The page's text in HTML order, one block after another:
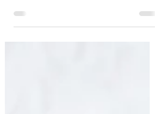
apenas com ingredientes naturais, dão-
nos a liberdade de sermos...